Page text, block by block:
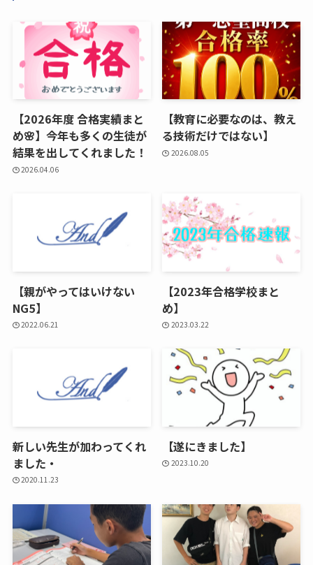
【2026年度 合格実績まと
め🌸】今年も多くの生徒が
結果を出してくれました！
2026.04.06
【教育に必要なのは、教え
る技術だけではない】
2026.08.05
【親がやってはいけない
NG5】
2022.06.21
【2023年合格学校まと
め】
2023.03.22
新しい先生が加わってくれ
ました・
2020.11.23
【遂にきました】
2023.10.20